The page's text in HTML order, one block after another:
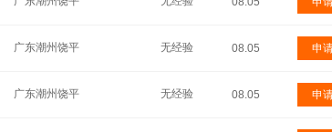
广东潮州饶平 无经验 08.05 申
广东潮州饶平 无经验 08.05 申